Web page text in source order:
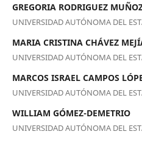
GREGORIA RODRIGUEZ
UNIVERSIDAD AUTÓNOMA DEL
MARIA CRISTINA CHÁVEZ
UNIVERSIDAD AUTÓNOMA DEL
MARCOS ISRAEL CAMPOS
UNIVERSIDAD AUTÓNOMA DEL
WILLIAM GÓMEZ-DEMETRIO
UNIVERSIDAD AUTÓNOMA DEL